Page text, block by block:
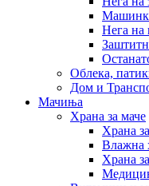
Нега на
Облека,
Дом и
Мачиња
Храна за маче
Храна
Влажна
Храна